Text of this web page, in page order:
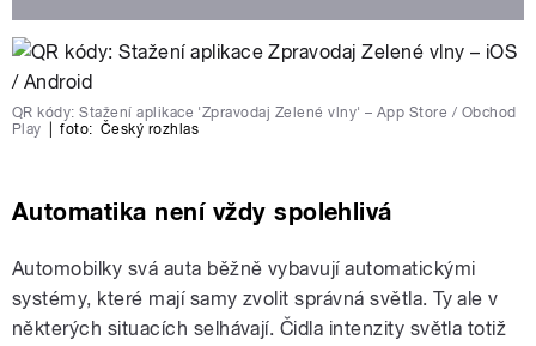
QR kódy: Stažení aplikace 'Zpravodaj Zelené vlny' – App Store / Obchod
Play
foto: Český rozhlas
Automatika není vždy spolehlivá
Automobilky svá auta běžně vybavují automatickými
systémy, které mají samy zvolit správná světla. Ty ale v
některých situacích selhávají. Čidla intenzity světla totiž